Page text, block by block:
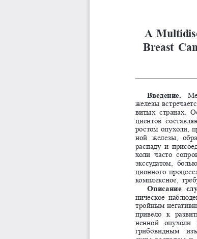
A
Breast
Введение.
железы
витых  странах.
циентов
ростом опухоли,
ной  железы,
распаду и
холи  часто
экссудатом,
ционного
комплексное,
Описание
ническое
тройным
привело  к
ненной  опухоли
грибовидным